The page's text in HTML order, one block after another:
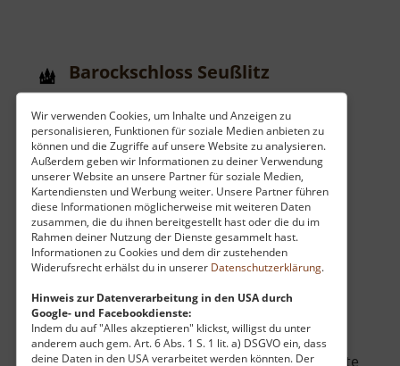
Wir verwenden Cookies, um Inhalte und Anzeigen zu
personalisieren, Funktionen für soziale Medien anbieten zu
können und die Zugriffe auf unsere Website zu analysieren.
Außerdem geben wir Informationen zu deiner Verwendung
unserer Website an unsere Partner für soziale Medien,
Kartendiensten und Werbung weiter. Unsere Partner führen
diese Informationen möglicherweise mit weiteren Daten
zusammen, die du ihnen bereitgestellt hast oder die du im
Rahmen deiner Nutzung der Dienste gesammelt hast.
Informationen zu Cookies und dem dir zustehenden
Widerufsrecht erhälst du in unserer Datenschutzerklärung.
Hinweis zur Datenverarbeitung in den USA durch
Google- und Facebookdienste:
Indem du auf "Alles akzeptieren" klickst, willigst du unter
anderem auch gem. Art. 6 Abs. 1 S. 1 lit. a) DSGVO ein, dass
deine Daten in den USA verarbeitet werden könnten. Der
Barockschloss Seußlitz
aktuell vom 01.06.2024 / Zugriffe: 16189
76 km vom aktuellen Standort
Am Elberadweg gelegen befindet sich in der
Ortschaft Seußlitz das gleichnamige
Barockschloss. Noch bevor hier Markgraf von
Meißen, Heinrich der Erlauchte, ein Schloss
zwischen den Jahren 1250 bis 1265 bauen ließ,
gab es an gleicher Stelle wohl schon andere alte